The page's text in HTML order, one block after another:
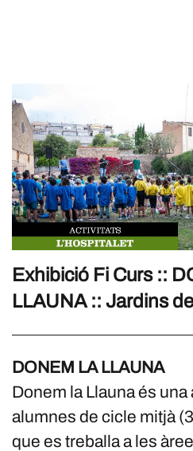
Exhibició Fi Curs ::
LLAUNA :: Jardins
DONEM LA LLAUNA
Donem la Llauna és
alumnes de cicle mitjà
que es treballa a les